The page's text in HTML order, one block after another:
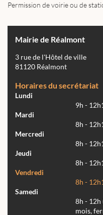
Permission de voirie ou de
Mairie de Réalmont
3 rue de l'Hôtel de ville
81120 Réalmont
Horaires du secrétariat
Lundi
9h -
Mardi
8h -
Mercredi
8h -
Jeudi
8h -
Vendredi
8h -
Samedi
8h - 12h
mois,